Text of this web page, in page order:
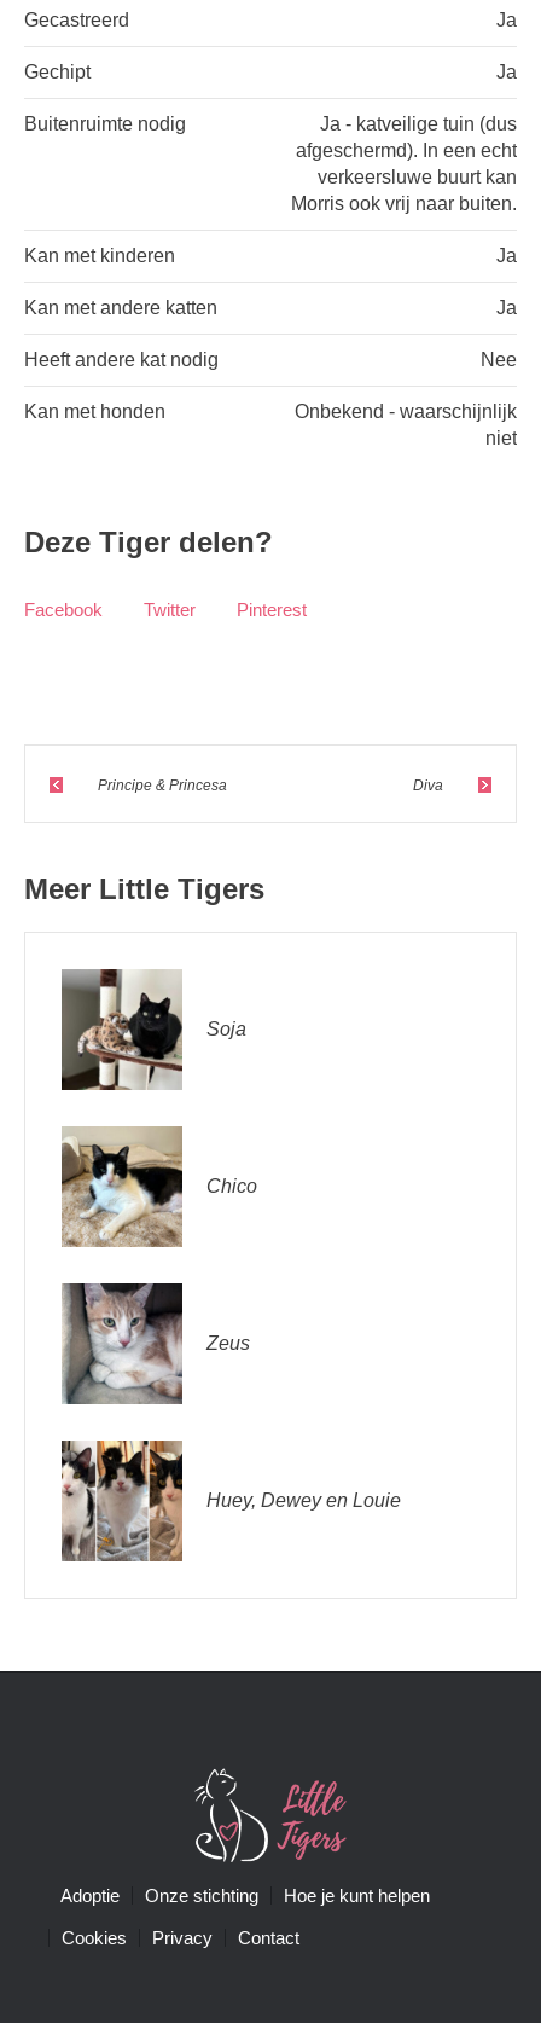
Gecastreerd Ja
Gechipt Ja
Buitenruimte nodig
Ja - katveilige tuin (dus
afgeschermd). In een echt
verkeersluwe buurt kan
Morris ook vrij naar buiten.
Kan met kinderen Ja
Kan met andere katten Ja
Heeft andere kat nodig Nee
Kan met honden
Onbekend - waarschijnlijk
niet
Deze Tiger delen?
Facebook Twitter Pinterest
Principe & Princesa Diva
Meer Little Tigers
Soja
Chico
Zeus
Huey, Dewey en Louie
Adoptie Onze stichting Hoe je kunt helpen
Cookies Privacy Contact